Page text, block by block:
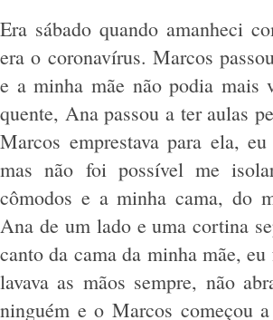
Era sábado quando amanheci
era o coronavírus. Marcos
e a minha mãe não podia mais
quente, Ana passou a ter aulas
Marcos emprestava para ela,
mas não foi possível me
cômodos e a minha cama, do
Ana de um lado e uma cortina
canto da cama da minha mãe,
lavava as mãos sempre, não
ninguém e o Marcos começou